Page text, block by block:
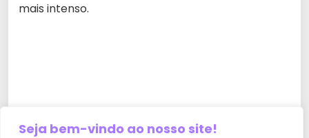
Seja bem-vindo ao nosso site!
mais intenso.